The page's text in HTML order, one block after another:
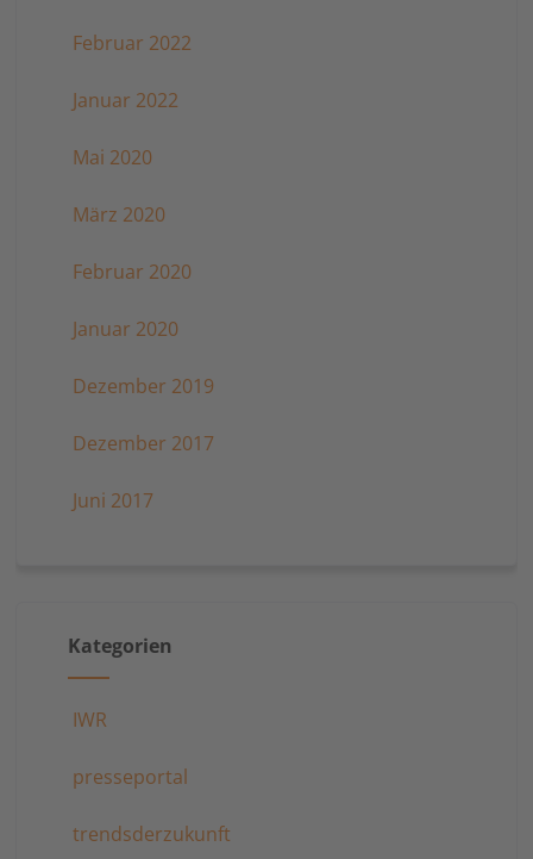
Februar 2022
Januar 2022
Mai 2020
März 2020
Februar 2020
Januar 2020
Dezember 2019
Dezember 2017
Juni 2017
Kategorien
IWR
presseportal
trendsderzukunft